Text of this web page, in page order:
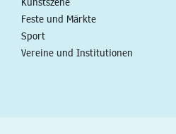
Feste und Märkte
Sport
Vereine und Institutionen